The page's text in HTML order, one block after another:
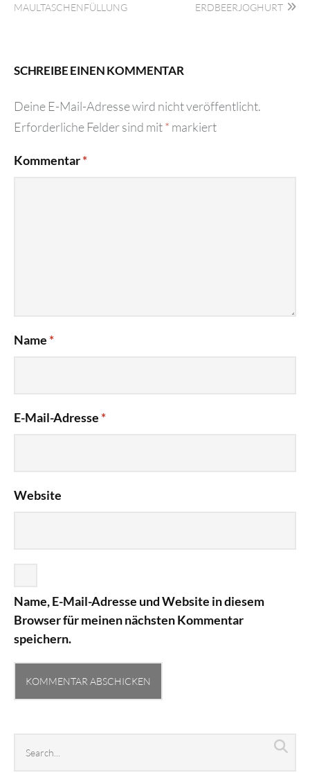
MAULTASCHENFÜLLUNG
ERDBEERJOGHURT
SCHREIBE EINEN KOMMENTAR
Deine E-Mail-Adresse wird nicht veröffentlicht.
Erforderliche Felder sind mit* markiert
Kommentar*
Name *
E-Mail-Adresse *
Website
Name, E-Mail-Adresse und Website in diesem
Browser für meinen nächsten Kommentar
speichern.
archives